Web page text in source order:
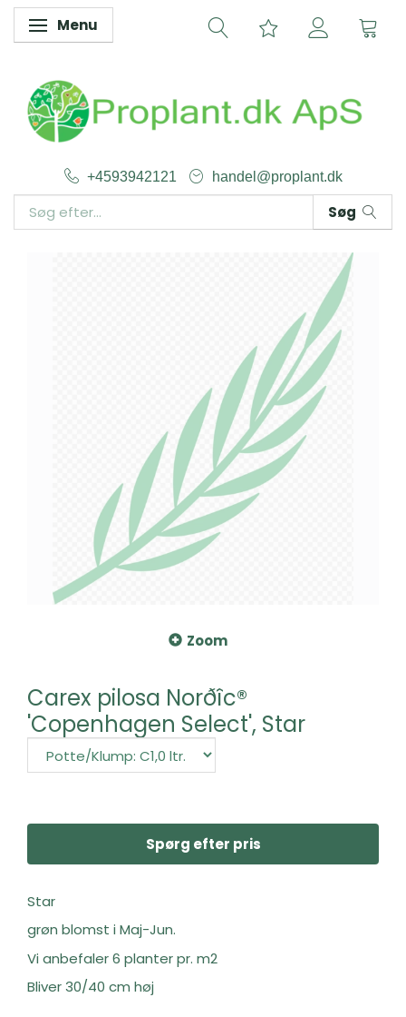
Skifte navigation
Menu
+4593942121 handel@proplant.dk
Søg
Zoom
Carex pilosa Norðîc®
'Copenhagen Select', Star
Spørg efter pris
Star
grøn blomst i Maj-Jun.
Vi anbefaler 6 planter pr. m2
Bliver 30/40 cm høj